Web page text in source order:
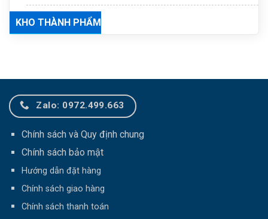
KHO THÀNH PHẨM
Zalo: 0972.499.663
Chính sách và Quy định chung
Chính sách bảo mật
Hướng dẫn đặt hàng
Chính sách giao hàng
Chính sách thanh toán